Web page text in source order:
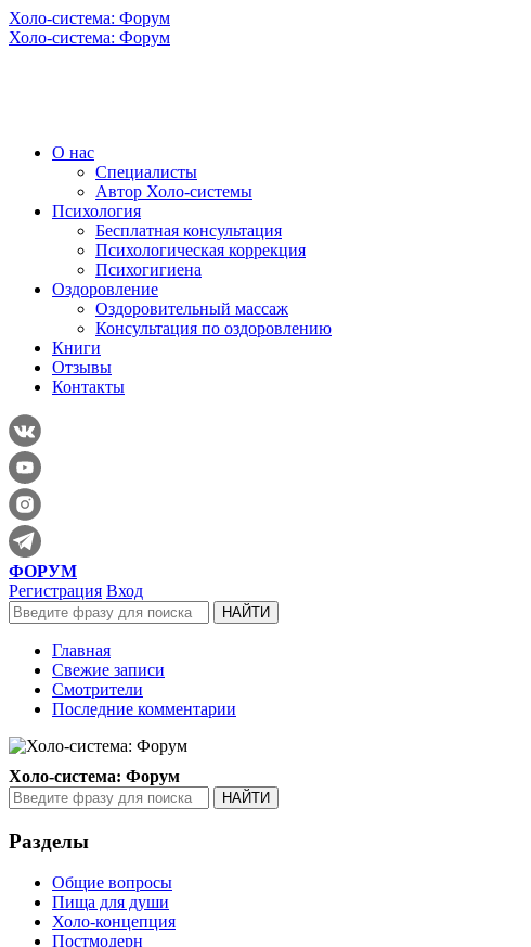
Холо-система: Форум
Холо-система: Форум
О нас
Специалисты
Автор Холо-системы
Психология
Бесплатная консультация
Психологическая коррекция
Психогигиена
Оздоровление
Оздоровительный массаж
Консультация по оздоровлению
Книги
Отзывы
Контакты
ФОРУМ
Регистрация Вход
Главная
Свежие записи
Смотрители
Последние комментарии
Холо-система: Форум
Разделы
Общие вопросы
Пища для души
Холо-концепция
Постмодерн